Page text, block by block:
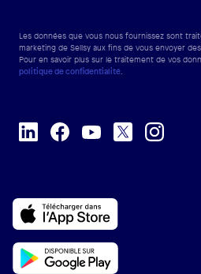
Les données que vous nous fournissez sont
marketing de Sellsy aux fins de vous envoyer
Pour en savoir plus sur le traitement de vos
politique de confidentialité.